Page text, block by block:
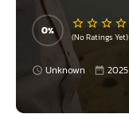
0 (No Ratings Yet)
Unknown 2025